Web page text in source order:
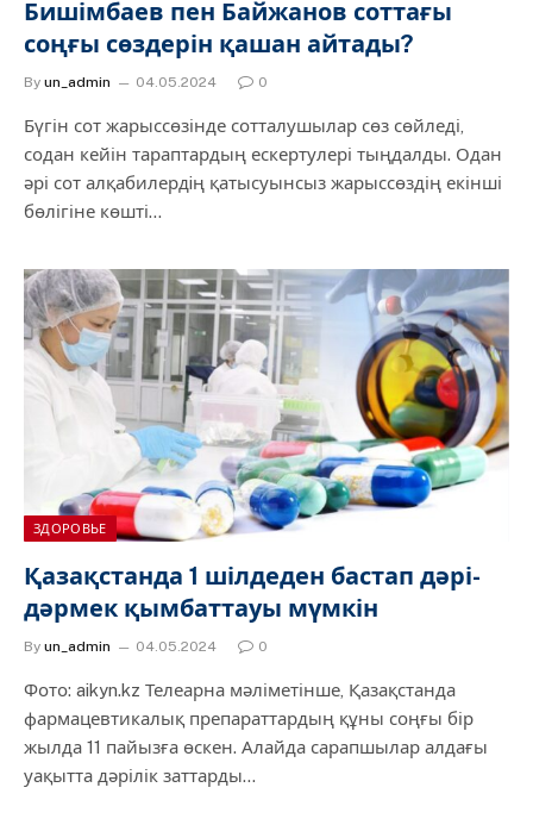
Бишімбаев пен Байжанов соттағы
соңғы сөздерін қашан айтады?
By un_admin 04.05.2024 0
Бүгін сот жарыссөзінде сотталушылар сөз сөйледі,
содан кейін тараптардың ескертулері тыңдалды. Одан
әрі сот алқабилердiң қатысуынсыз жарыссөздің екінші
бөлігіне көшті…
ЗДОРОВЬЕ
Қазақстанда 1 шілдеден бастап дәрі-
дәрмек қымбаттауы мүмкін
By un_admin 04.05.2024 0
Фото: aikyn.kz Телеарна мәліметінше, Қазақстанда
фармацевтикалық препараттардың құны соңғы бір
жылда 11 пайызға өскен. Алайда сарапшылар алдағы
уақытта дәрілік заттарды…